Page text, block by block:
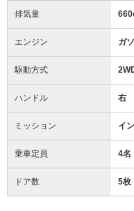
排気量
エンジン ガ
駆動方式
ハンドル 右
ミッション イ
乗車定員 4名
ドア数 5枚